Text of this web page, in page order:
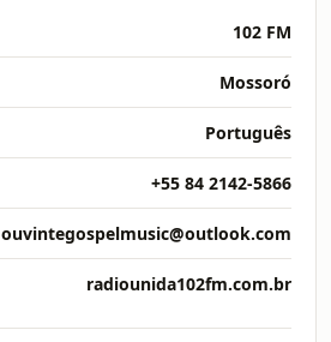
102 FM
Mossoró
Português
+55 84 2142-5866
ouvintegospelmusic@outlook.com
radiounida102fm.com.br